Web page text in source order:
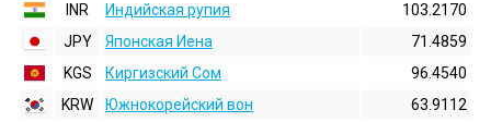
INR
Индийская pупия
103.2170
JPY
Японская Иена
71.4859
KGS
Киргизский Сом
96.4540
KRW
Южнокорейский вон
63.9112